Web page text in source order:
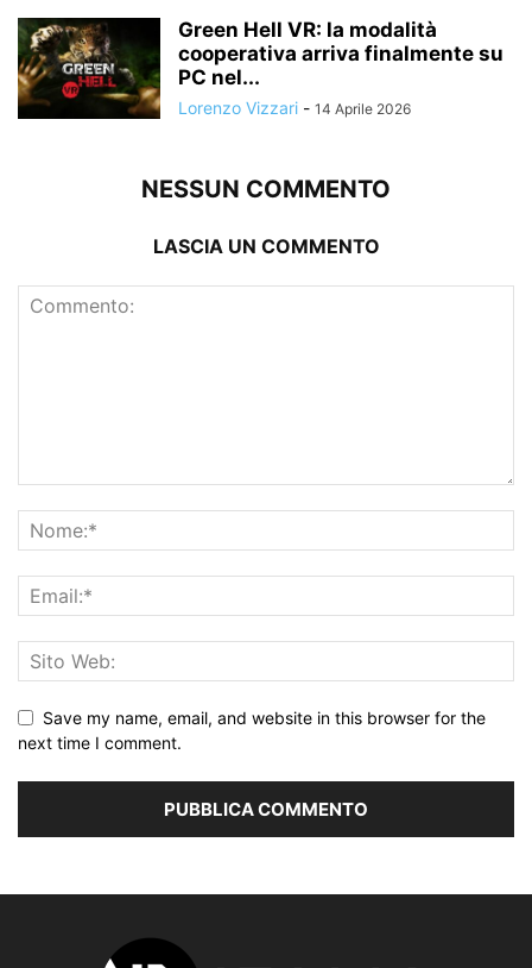
Green Hell VR: la modalità
cooperativa arriva finalmente su
PC nel...
Lorenzo Vizzari - 14 Aprile 2026
NESSUN COMMENTO
LASCIA UN COMMENTO
Save my name, email, and website in this browser for the
next time I comment.